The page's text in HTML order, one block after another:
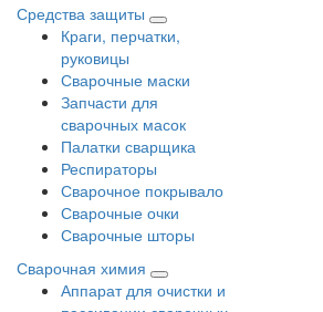
Средства защиты
Краги, перчатки,
руковицы
Сварочные маски
Запчасти для
сварочных масок
Палатки сварщика
Респираторы
Сварочное покрывало
Сварочные очки
Сварочные шторы
Сварочная химия
Аппарат для очистки и